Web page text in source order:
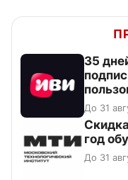
35
До 31
год
До 31